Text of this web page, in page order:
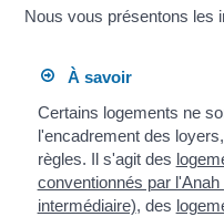
Nous vous présentons les
À savoir
Certains logements ne
l'encadrement des
règles. Il s'agit des
conventionnés par
intermédiaire), des